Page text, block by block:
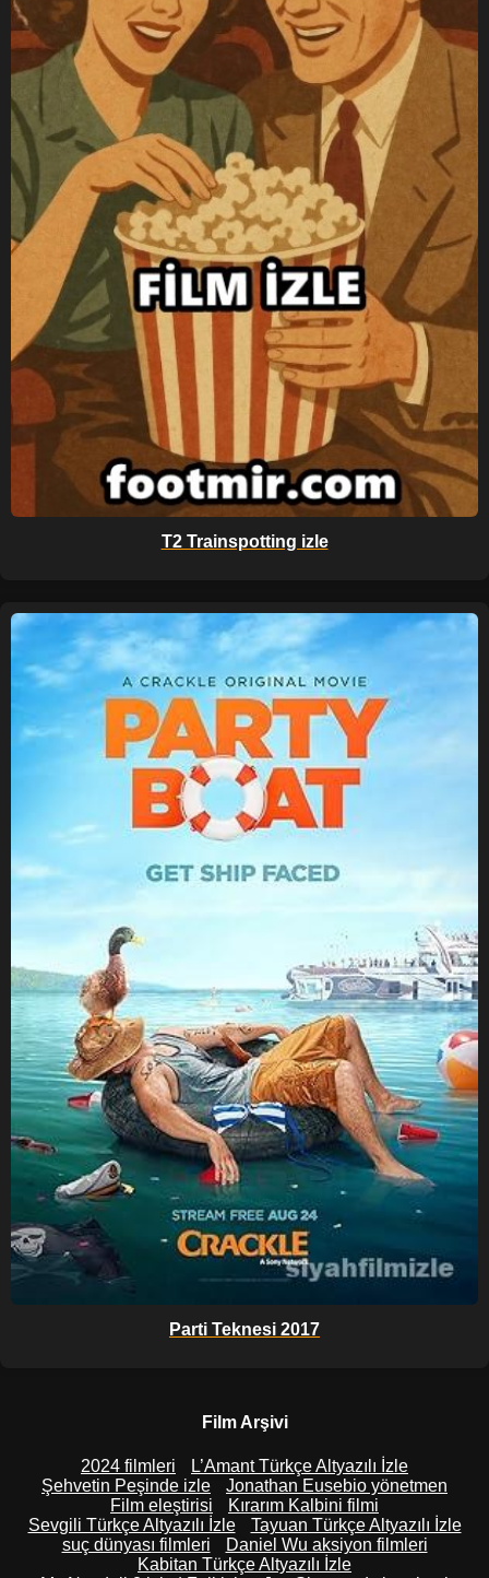
T2 Trainspotting izle
Parti Teknesi 2017
Film Arşivi
2024 filmleri
L’Amant Türkçe Altyazılı İzle
Şehvetin Peşinde izle
Jonathan Eusebio yönetmen
Film eleştirisi
Kırarım Kalbini filmi
Sevgili Türkçe Altyazılı İzle
Tayuan Türkçe Altyazılı İzle
suç dünyası filmleri
Daniel Wu aksiyon filmleri
Kabitan Türkçe Altyazılı İzle